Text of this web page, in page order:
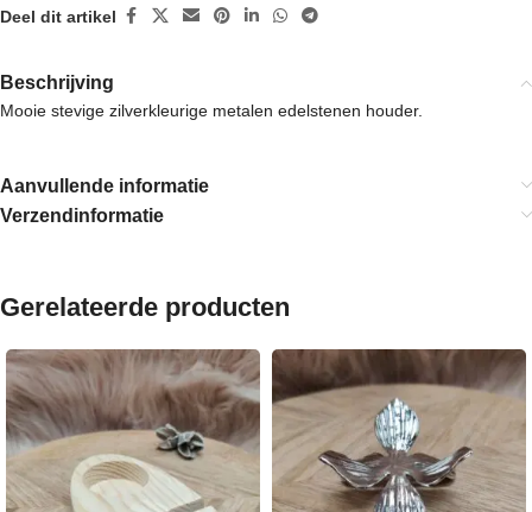
Deel dit artikel
Beschrijving
Mooie stevige zilverkleurige metalen edelstenen houder.
Aanvullende informatie
Verzendinformatie
Gerelateerde producten